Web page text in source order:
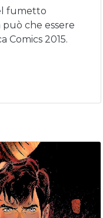
fumetto
che essere
Comics 2015.